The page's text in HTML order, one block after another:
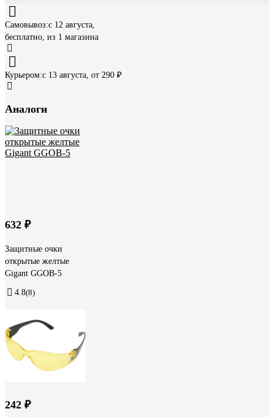
Самовывоз:c 12 августа,
бесплатно, из 1 магазина
Курьером:c 13 августа, от 290 ₽
Аналоги
632 ₽
Защитные очки
открытые желтые
Gigant GGOB-5
4.8(8)
242 ₽